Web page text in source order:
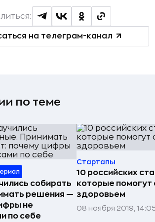
на телеграм-канал
по теме
собирать
решения —
не
по себе
Стартапы
10 российских
которые помогут
здоровьем
08 ноября 2019,